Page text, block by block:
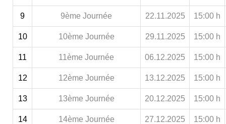
9 9ème Journée 22.11.2025 15:00 h
10 10ème Journée 29.11.2025 15:00 h
11 11ème Journée 06.12.2025 15:00 h
12 12ème Journée 13.12.2025 15:00 h
13 13ème Journée 20.12.2025 15:00 h
14 14ème Journée 27.12.2025 15:00 h